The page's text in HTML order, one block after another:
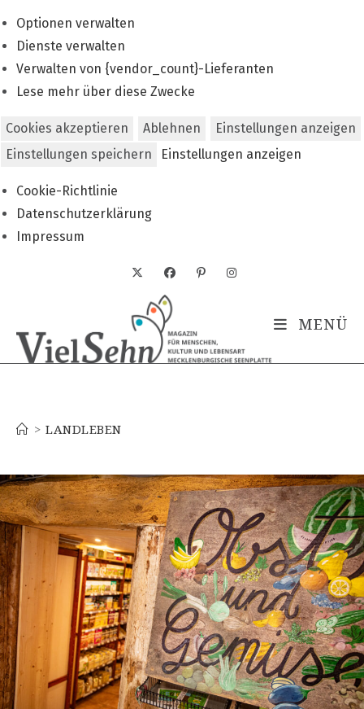
Optionen verwalten
Dienste verwalten
Verwalten von {vendor_count}-Lieferanten
Lese mehr über diese Zwecke
Cookies akzeptieren Ablehnen
Einstellungen anzeigen
Einstellungen speichern
Einstellungen anzeigen
Cookie-Richtlinie
Datenschutzerklärung
Impressum
MENÜ
> LANDLEBEN